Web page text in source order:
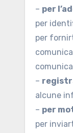
– per
per
per
–
alcune
– per
per